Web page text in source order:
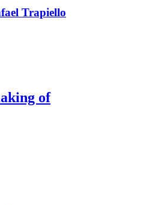
Trapiello
of